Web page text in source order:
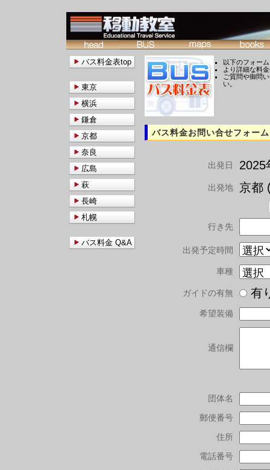
以下のフォー
より詳細な料
ご質問や御問
い。
バス料金お問い合せフォーム
出発日 2025
出発地 京都
行き先
出発予定時間
車種
ガイドの有無
希望装備
通信欄
団体名
郵便番号
住所
電話番号
バス料金表top
東京
横浜
鎌倉
京都
奈良
広島
萩
長崎
札幌
バス料金 Q&A